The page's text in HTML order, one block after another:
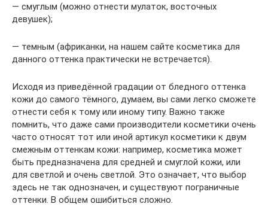
— смуглым (можно отнести мулаток, восточных
девушек);
— темным (африканки, на нашем сайте косметика для
данного оттенка практически не встречается).
Исходя из приведённой градации от бледного оттенка
кожи до самого тёмного, думаем, вы сами легко сможете
отнести себя к тому или иному типу. Важно также
помнить, что даже сами производители косметики очень
часто относят тот или иной артикул косметики к двум
смежным оттенкам кожи: например, косметика может
быть предназначена для средней и смуглой кожи, или
для светлой и очень светлой. Это означает, что выбор
здесь не так однозначен, и существуют пограничные
оттенки. В общем ошибиться сложно.